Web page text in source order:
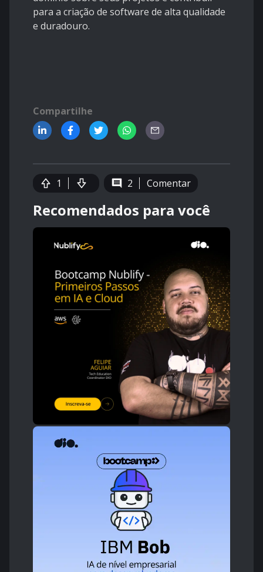
para a criação de software de alta qualidade
e duradouro.
Compartilhe
1 2 Comentar
Recomendados para você